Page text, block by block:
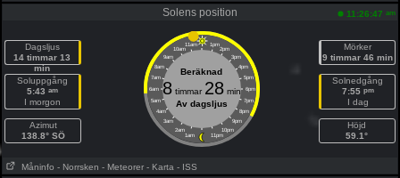
Solens position 11:26:47 am
Dagsljus
14 timmar 13
min
Soluppgång
5:43 am
I morgon
Azimut
138.8° SÖ
11am 1pm
10am 2pm
9am 3pm
8am 4pm
7am 5pm
6am 6pm
5am 7pm
4am 8pm
3am 9pm
2am 10pm
1am 11pm
Beräknad
8timmar 28min
Av dagsljus
Mörker
9 timmar 46 min
Solnedgång
7:55 pm
I dag
Höjd
59.1°
Måninfo - Norrsken - Meteorer - Karta - ISS